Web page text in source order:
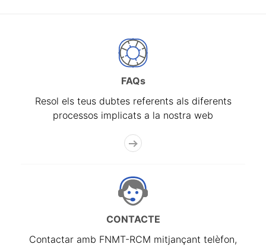
FAQs
Resol els teus dubtes referents als diferents
processos implicats a la nostra web
CONTACTE
Contactar amb FNMT-RCM mitjançant telèfon,